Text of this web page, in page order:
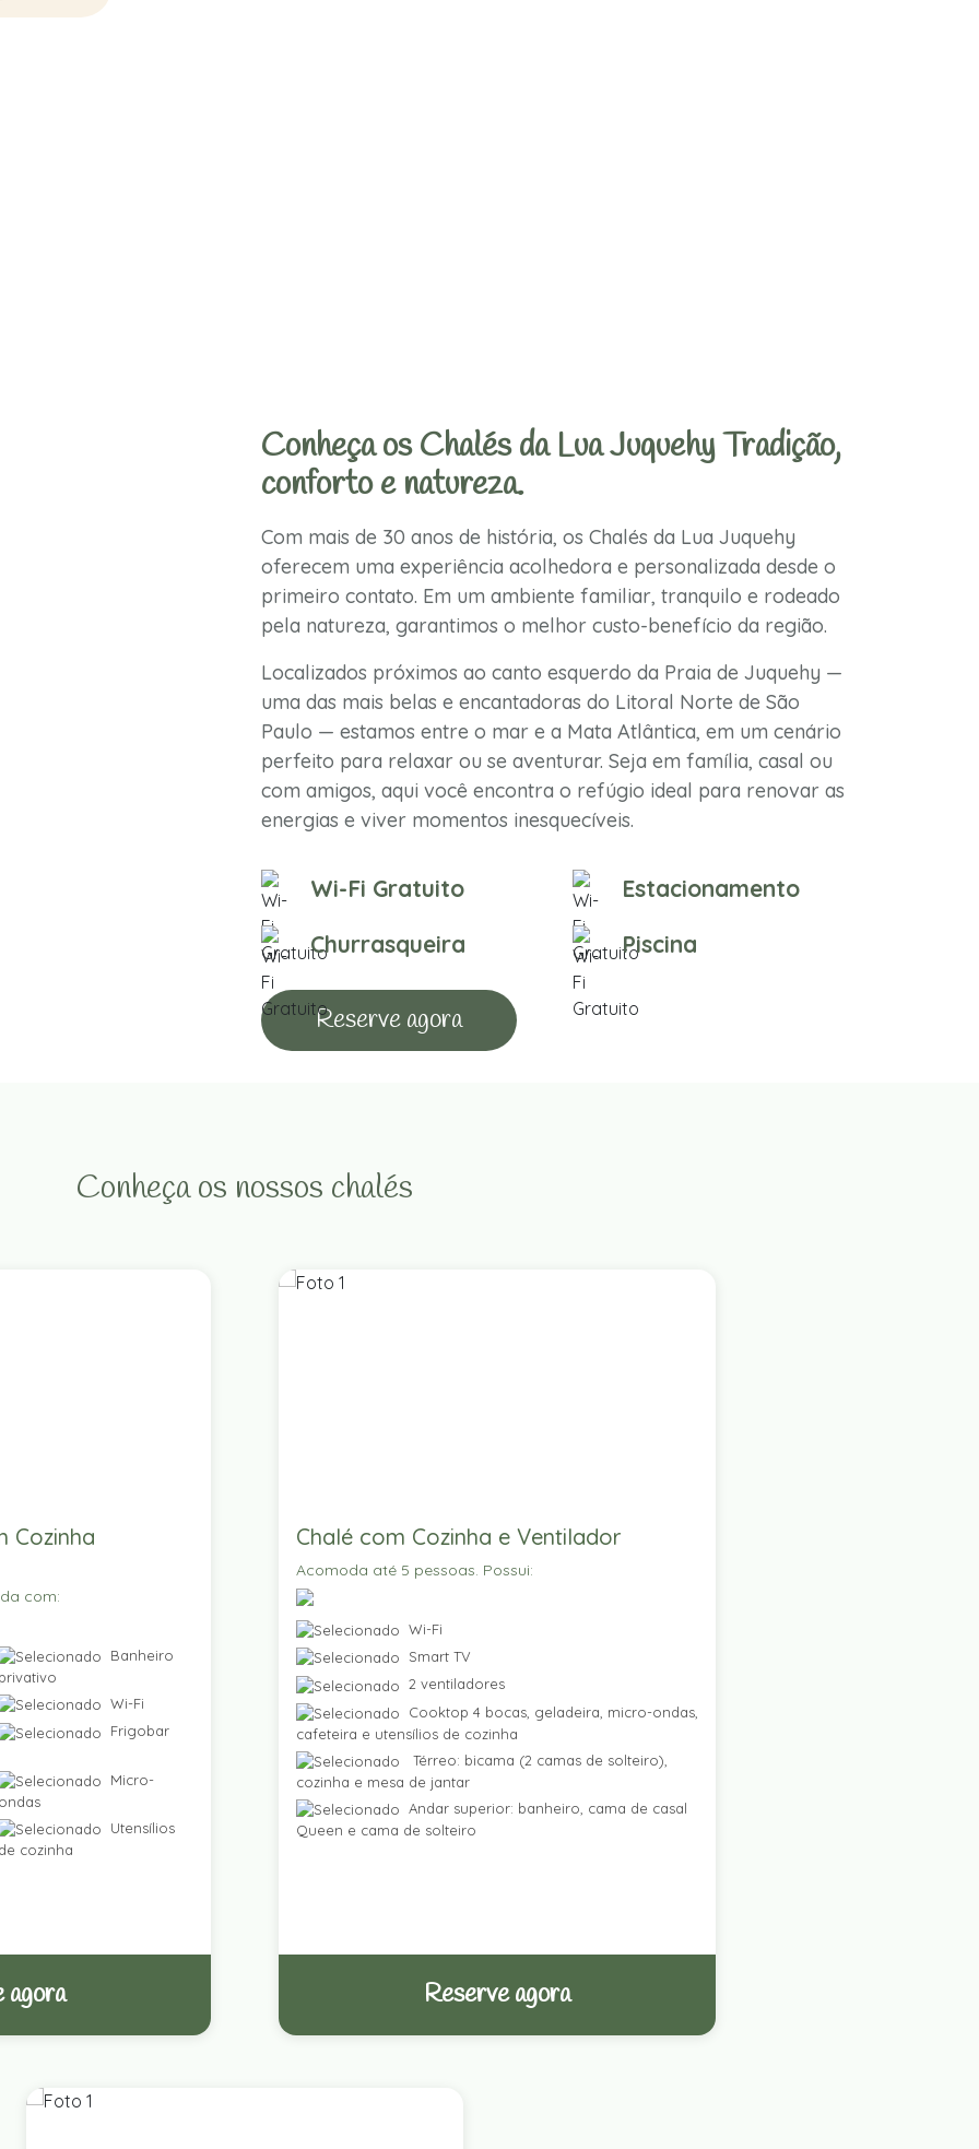
Conheça os Chalés da Lua Juquehy Tradição,
conforto e natureza.
Com mais de 30 anos de história, os Chalés da Lua Juquehy
oferecem uma experiência acolhedora e personalizada desde o
primeiro contato. Em um ambiente familiar, tranquilo e rodeado
pela natureza, garantimos o melhor custo-benefício da região.
Localizados próximos ao canto esquerdo da Praia de Juquehy —
uma das mais belas e encantadoras do Litoral Norte de São
Paulo — estamos entre o mar e a Mata Atlântica, em um cenário
perfeito para relaxar ou se aventurar. Seja em família, casal ou
com amigos, aqui você encontra o refúgio ideal para renovar as
energias e viver momentos inesquecíveis.
Wi-Fi Gratuito
Estacionamento
Churrasqueira
Piscina
Reserve agora
Conheça os nossos chalés
Cozinha
com:
Banheiro
privativo
Wi-Fi
Frigobar
Micro-
ondas
Utensílios
de cozinha
agora
Chalé com Cozinha e Ventilador
Acomoda até 5 pessoas. Possui:
Wi-Fi
Smart TV
2 ventiladores
Cooktop 4 bocas, geladeira, micro-ondas,
cafeteira e utensílios de cozinha
Térreo: bicama (2 camas de solteiro),
cozinha e mesa de jantar
Andar superior: banheiro, cama de casal
Queen e cama de solteiro
Reserve agora